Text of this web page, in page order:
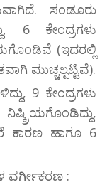
ಸಂಡೂರು
6 ಕೇಂದ್ರಗಳು
(ಇದರಲ್ಲಿ
ಮುಚ್ಚಲ್ಪಟ್ಟಿವೆ).
9 ಕೇಂದ್ರಗಳು
ಕಾರಣ ಹಾಗೂ 6
ವರ್ಗೀಕರಣ :